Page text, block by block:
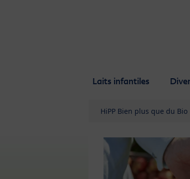
Laits infantiles
HiPP Bien plus que du Bio